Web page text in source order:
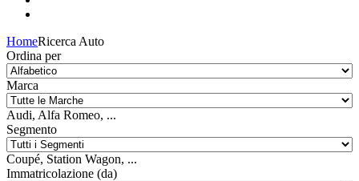
HomeRicerca Auto
Ordina per
Marca
Audi, Alfa Romeo, ...
Segmento
Coupé, Station Wagon, ...
Immatricolazione (da)